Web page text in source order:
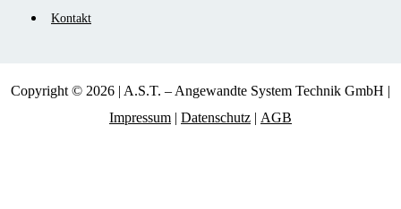
Kontakt
Copyright © 2026 | A.S.T. – Angewandte System Technik GmbH |
Impressum | Datenschutz | AGB